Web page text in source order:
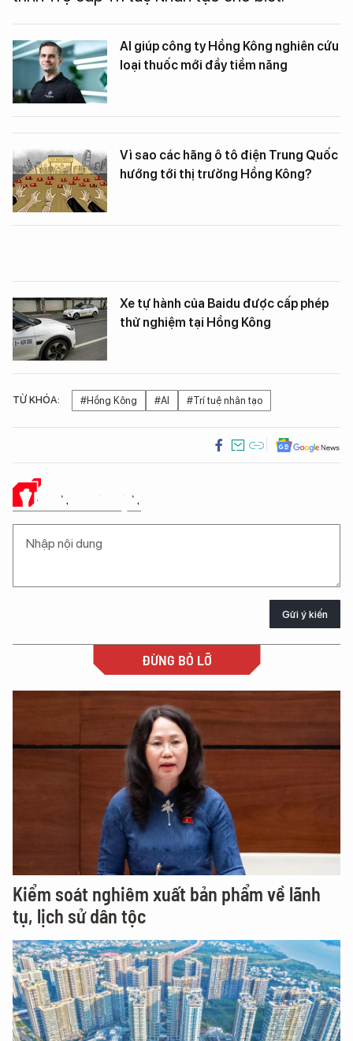
AI giúp công ty Hồng Kông nghiên cứu
loại thuốc mới đầy tiềm năng
Vì sao các hãng ô tô điện Trung Quốc
hướng tới thị trường Hồng Kông?
Xe tự hành của Baidu được cấp phép
thử nghiệm tại Hồng Kông
TỪ KHÓA: #Hồng Kông #AI #Trí tuệ nhân tạo
Ý KIẾN CỦA BẠN
Gửi ý kiến
ĐỪNG BỎ LỠ
Kiểm soát nghiêm xuất bản phẩm về lãnh
tụ, lịch sử dân tộc